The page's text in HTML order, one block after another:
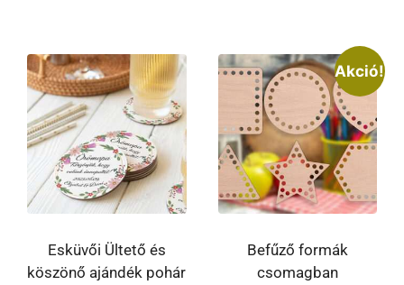
Esküvői Ültető és
köszönő ajándék pohár
Akció!
Befűző formák
csomagban